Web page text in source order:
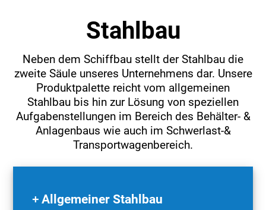
Stahlbau
Neben dem Schiffbau stellt der Stahlbau die
zweite Säule unseres Unternehmens dar. Unsere
Produktpalette reicht vom allgemeinen
Stahlbau bis hin zur Lösung von speziellen
Aufgabenstellungen im Bereich des Behälter- &
Anlagenbaus wie auch im Schwerlast-&
Transportwagenbereich.
Allgemeiner Stahlbau